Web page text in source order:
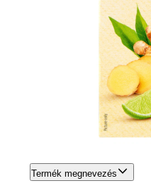
Termék megnevezés